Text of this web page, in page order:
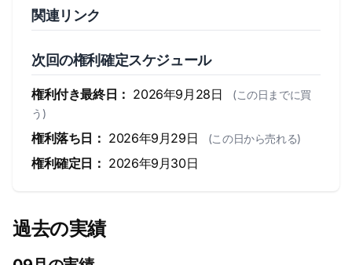
関連リンク
次回の権利確定スケジュール
権利付き最終日： 2026年9月28日
(この日までに買
う)
権利落ち日： 2026年9月29日 (この日から売れる)
権利確定日： 2026年9月30日
過去の実績